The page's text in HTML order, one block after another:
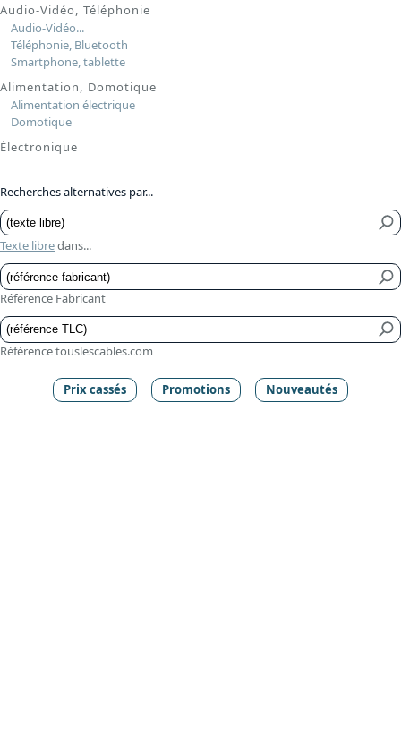
Audio-Vidéo, Téléphonie
Audio-Vidéo...
Téléphonie, Bluetooth
Smartphone, tablette
Alimentation, Domotique
Alimentation électrique
Domotique
Électronique
Recherches alternatives par...
Texte libredans...
Référence Fabricant
Référence touslescables.com
Prix cassés Promotions Nouveautés